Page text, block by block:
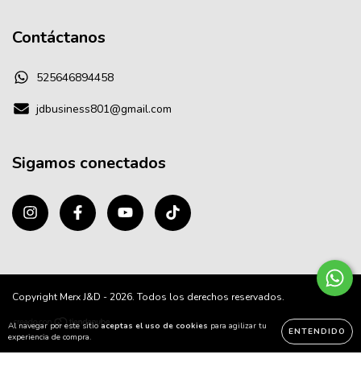
Al navegar por este sitioaceptas el uso de cookies para agilizar tu
experiencia de compra.
ENTENDIDO
Contáctanos
525646894458
jdbusiness801@gmail.com
Sigamos conectados
Copyright Merx J&D - 2026. Todos los derechos reservados.